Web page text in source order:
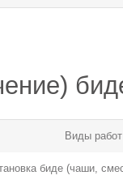
Виды работ
биде (чаши,